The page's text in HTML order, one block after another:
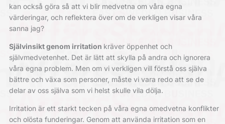
kan också göra så att vi blir medvetna om våra egna
värderingar, och reflektera över om de verkligen visar våra
sanna jag?
Självinsikt genom irritation kräver öppenhet och
självmedvetenhet. Det är lätt att skylla på andra och ignorera
våra egna problem. Men om vi verkligen vill förstå oss själva
bättre och växa som personer, måste vi vara redo att se de
delar av oss själva som vi helst skulle vila dölja.
Irritation är ett starkt tecken på våra egna omedvetna konflikter
och olösta funderingar. Genom att använda irritation som en